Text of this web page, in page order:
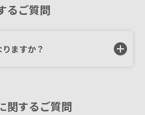
るご質問
ますか？
関するご質問